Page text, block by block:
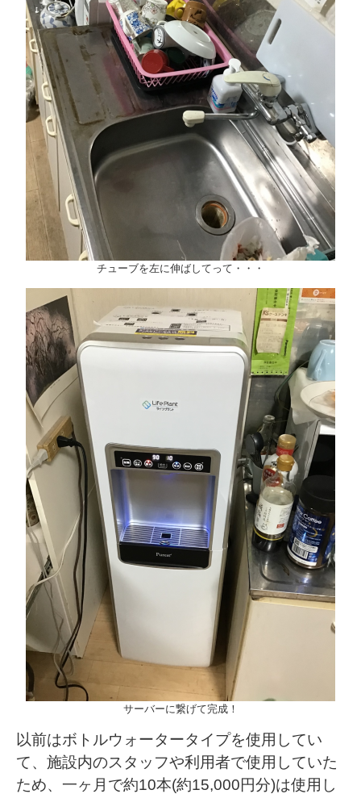
チューブを左に伸ばしてって・・・
サーバーに繋げて完成！
以前はボトルウォータータイプを使用してい
て、施設内のスタッフや利用者で使用していた
ため、一ヶ月で約10本(約15,000円分)は使用し